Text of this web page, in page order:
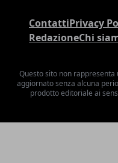
ContattiPrivacy
RedazioneChi
Questo sito non
aggiornato senza alcuna
prodotto editoriale ai